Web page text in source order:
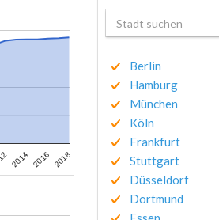
2014 2016 2018
Berlin
Hamburg
München
Köln
Frankfurt
Stuttgart
Düsseldorf
Dortmund